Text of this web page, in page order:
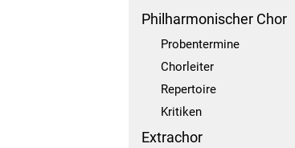
Philharmonischer Chor
Probentermine
Chorleiter
Repertoire
Kritiken
Extrachor